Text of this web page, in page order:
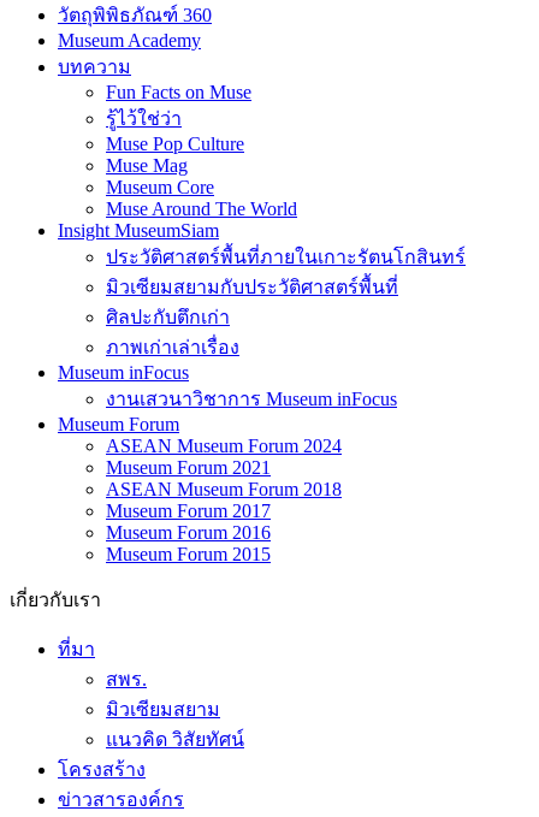
วัตถุพิพิธภัณฑ์ 360
Museum Academy
บทความ
Fun Facts on Muse
รู้ไว้ใช่ว่า
Muse Pop Culture
Muse Mag
Museum Core
Muse Around The World
Insight MuseumSiam
ประวัติศาสตร์พื้นที่ภายในเกาะรัตนโกสินทร์
มิวเซียมสยามกับประวัติศาสตร์พื้นที่
ศิลปะกับตึกเก่า
ภาพเก่าเล่าเรื่อง
Museum inFocus
งานเสวนาวิชาการ Museum inFocus
Museum Forum
ASEAN Museum Forum 2024
Museum Forum 2021
ASEAN Museum Forum 2018
Museum Forum 2017
Museum Forum 2016
Museum Forum 2015
เกี่ยวกับเรา
ที่มา
สพร.
มิวเซียมสยาม
แนวคิด วิสัยทัศน์
โครงสร้าง
ข่าวสารองค์กร